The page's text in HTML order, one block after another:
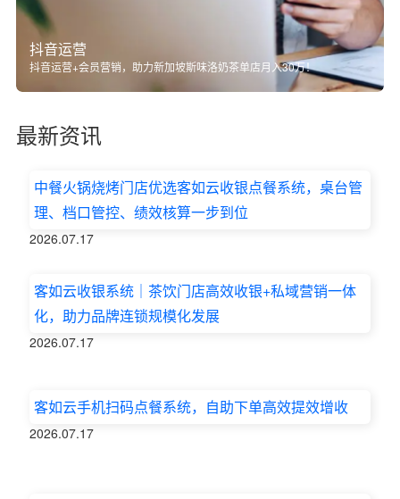
抖音运营
抖音运营+会员营销，助力新加坡斯味洛奶茶单店月入30万！
最新资讯
中餐火锅烧烤门店优选客如云收银点餐系统，桌台管
理、档口管控、绩效核算一步到位
2026.07.17
客如云收银系统｜茶饮门店高效收银+私域营销一体
化，助力品牌连锁规模化发展
2026.07.17
客如云手机扫码点餐系统，自助下单高效提效增收
2026.07.17